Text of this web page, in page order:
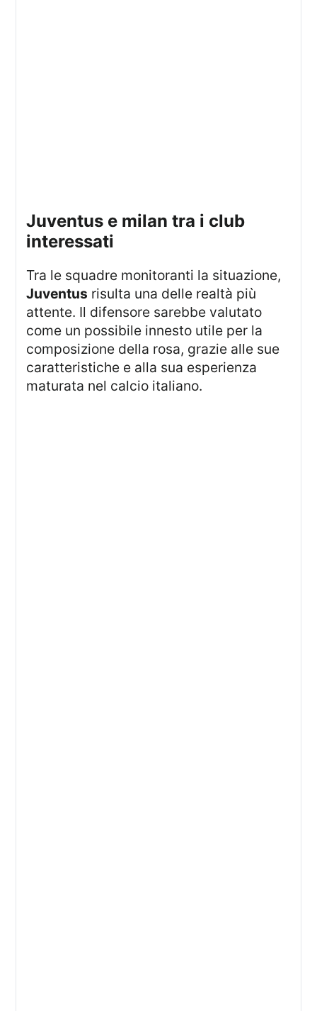
juventus e milan tra i club
interessati
Tra le squadre monitoranti la situazione,
Juventus risulta una delle realtà più
attente. Il difensore sarebbe valutato
come un possibile innesto utile per la
composizione della rosa, grazie alle sue
caratteristiche e alla sua esperienza
maturata nel calcio italiano.